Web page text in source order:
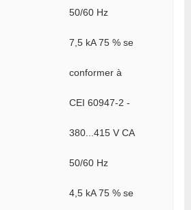
50/60 Hz
7,5 kA 75 % se
conformer à
CEI 60947-2 -
380...415 V CA
50/60 Hz
4,5 kA 75 % se